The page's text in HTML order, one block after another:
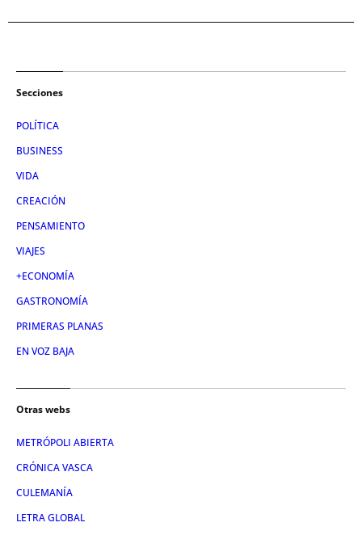
Secciones
POLÍTICA
BUSINESS
VIDA
CREACIÓN
PENSAMIENTO
VIAJES
+ECONOMÍA
GASTRONOMÍA
PRIMERAS PLANAS
EN VOZ BAJA
Otras webs
METRÓPOLI ABIERTA
CRÓNICA VASCA
CULEMANÍA
LETRA GLOBAL